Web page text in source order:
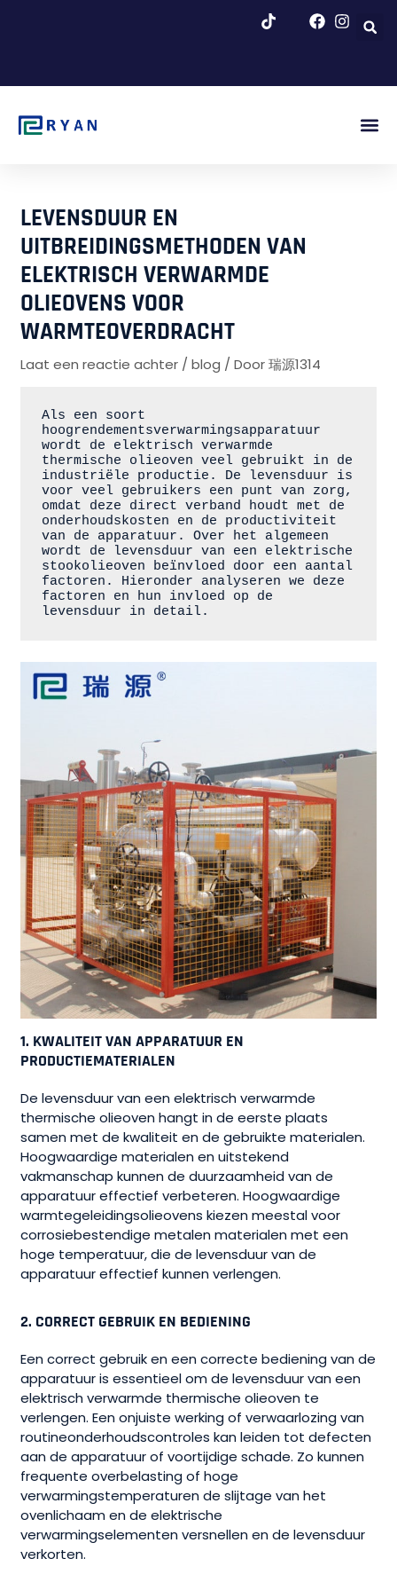
LEVENSDUUR EN
UITBREIDINGSMETHODEN VAN
ELEKTRISCH VERWARMDE
OLIEOVENS VOOR
WARMTEOVERDRACHT
Laat een reactie achter /blog / Door瑞源1314
Als een soort
hoogrendementsverwarmingsapparatuur
wordt de elektrisch verwarmde
thermische olieoven veel gebruikt in de
industriële productie. De levensduur is
voor veel gebruikers een punt van zorg,
omdat deze direct verband houdt met de
onderhoudskosten en de productiviteit
van de apparatuur. Over het algemeen
wordt de levensduur van een elektrische
stookolieoven beïnvloed door een aantal
factoren. Hieronder analyseren we deze
factoren en hun invloed op de
levensduur in detail.
1. KWALITEIT VAN APPARATUUR EN
PRODUCTIEMATERIALEN
De levensduur van een elektrisch verwarmde
thermische olieoven hangt in de eerste plaats
samen met de kwaliteit en de gebruikte materialen.
Hoogwaardige materialen en uitstekend
vakmanschap kunnen de duurzaamheid van de
apparatuur effectief verbeteren. Hoogwaardige
warmtegeleidingsolieovens kiezen meestal voor
corrosiebestendige metalen materialen met een
hoge temperatuur, die de levensduur van de
apparatuur effectief kunnen verlengen.
2. CORRECT GEBRUIK EN BEDIENING
Een correct gebruik en een correcte bediening van de
apparatuur is essentieel om de levensduur van een
elektrisch verwarmde thermische olieoven te
verlengen. Een onjuiste werking of verwaarlozing van
routineonderhoudscontroles kan leiden tot defecten
aan de apparatuur of voortijdige schade. Zo kunnen
frequente overbelasting of hoge
verwarmingstemperaturen de slijtage van het
ovenlichaam en de elektrische
verwarmingselementen versnellen en de levensduur
verkorten.